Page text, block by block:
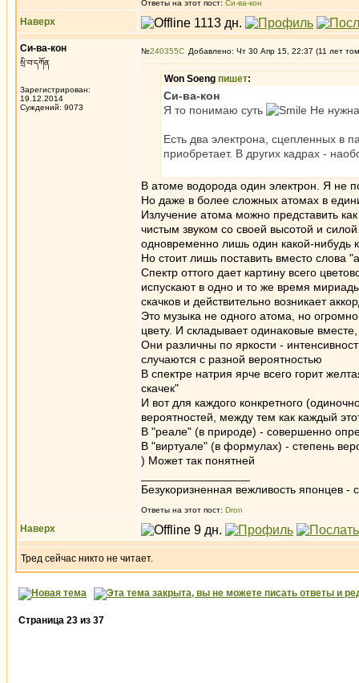
Ответы на этот пост: Си-ва-кон
Наверх
Си-ва-кон
སྲི་བ་དཀོན
Зарегистрирован:
19.12.2014
Суждений: 9073
№240355 Добавлено: Чт 30 Апр 15, 22:37 (11 лет
Won Soeng пишет:
Си-ва-кон
Я то понимаю суть
Не
Есть два электрона, сцепленных в
приобретает. В других кадрах -
В атоме водорода один электрон. Я не
Но даже в более сложных атомах в
Излучение атома можно представить
чистым звуком со своей высотой и
одновременно лишь один какой-нибудь
Но стоит лишь поставить вместо слова
Спектр оттого дает картину всего
испускают в одно и то же время
скачков и действительно возникает
Это музыка не одного атома, но
цвету. И складывает одинаковые
Они различны по яркости -
случаются с разной вероятностью
В спектре натрия ярче всего горит
скачек"
И вот для каждого конкретного
вероятностей, между тем как каждый
В "реале" (в природе) - совершенно
В "виртуале" (в формулах) - степень
) Может так понятней
Безукоризненная вежливость японцев -
Ответы на этот пост: Dron
Наверх
Тред сейчас никто не читает.
Страница 23 из 37